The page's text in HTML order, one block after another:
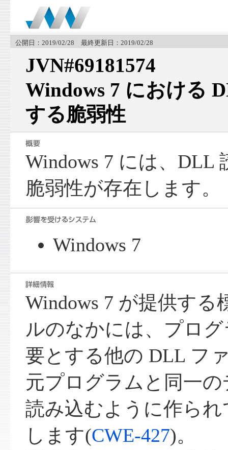
公開日：2019/02/28 最終更新日：2019/02/28
JVN#69181574
Windows 7 における
する脆弱性
Windows 7 には、DLL
脆弱性が存在します。
Windows 7
Windows 7 が提供す
ルのなかには、プロ
要とする他の DLL フ
元プログラムと同一
読み込むように作ら
します(CWE-427)。